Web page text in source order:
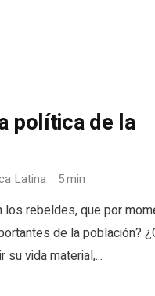
política de la
Latina 5min
rebeldes, que por
de la población?
su vida material,...